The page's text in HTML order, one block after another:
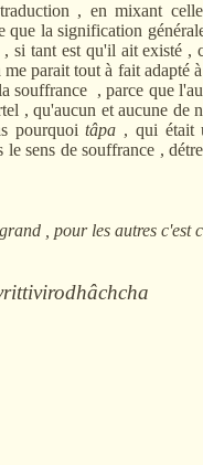
, en mixant
la signification
si tant est qu'il ait existé ,
me parait tout à fait adapté
souffrance , parce que
, qu'aucun et aucune de
pourquoitâpa , qui était
sens de souffrance ,
, pour les autres c'est